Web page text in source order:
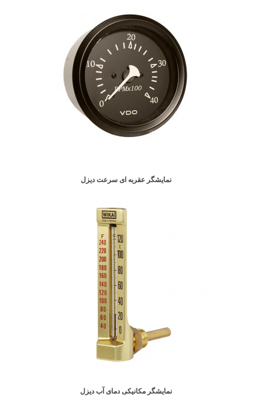
نمایشگر عقربه ای سرعت دیزل
نمایشگر مکانیکی دمای آب دیزل